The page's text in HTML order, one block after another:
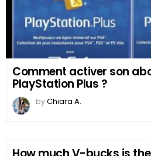
Comment activer son
PlayStation Plus ?
byChiara A.